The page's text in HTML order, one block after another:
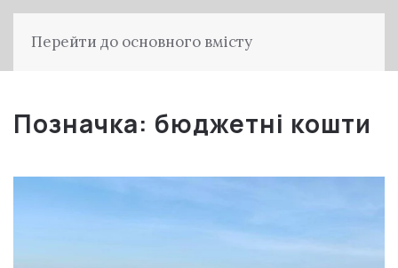
Перейти до основного вмісту
Позначка: бюджетні кошти